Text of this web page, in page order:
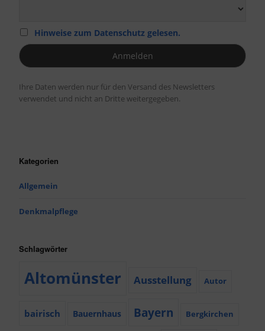
Hinweise zum Datenschutz gelesen.
Ihre Daten werden nur für den Versand des Newsletters
verwendet und nicht an Dritte weitergegeben.
Kategorien
Allgemein
Denkmalpflege
Schlagwörter
Altomünster Ausstellung Autor
bairisch Bauernhaus Bayern Bergkirchen